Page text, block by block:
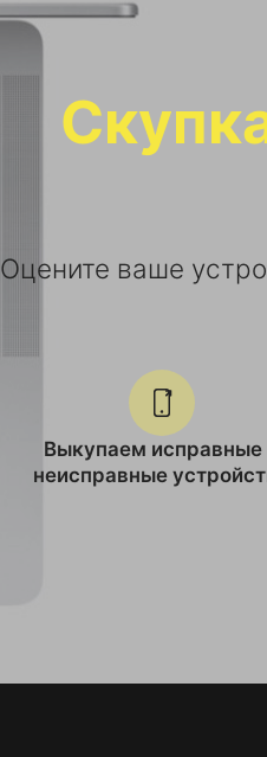
Оцените ваше
Выкупаем исправные
неисправные